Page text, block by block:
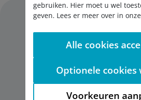
Disclaimer
Cookies
gebruiken. Hier moet u wel
geven. Lees er meer over in onze
Alle cookies
Optionele cookies
Voorkeuren